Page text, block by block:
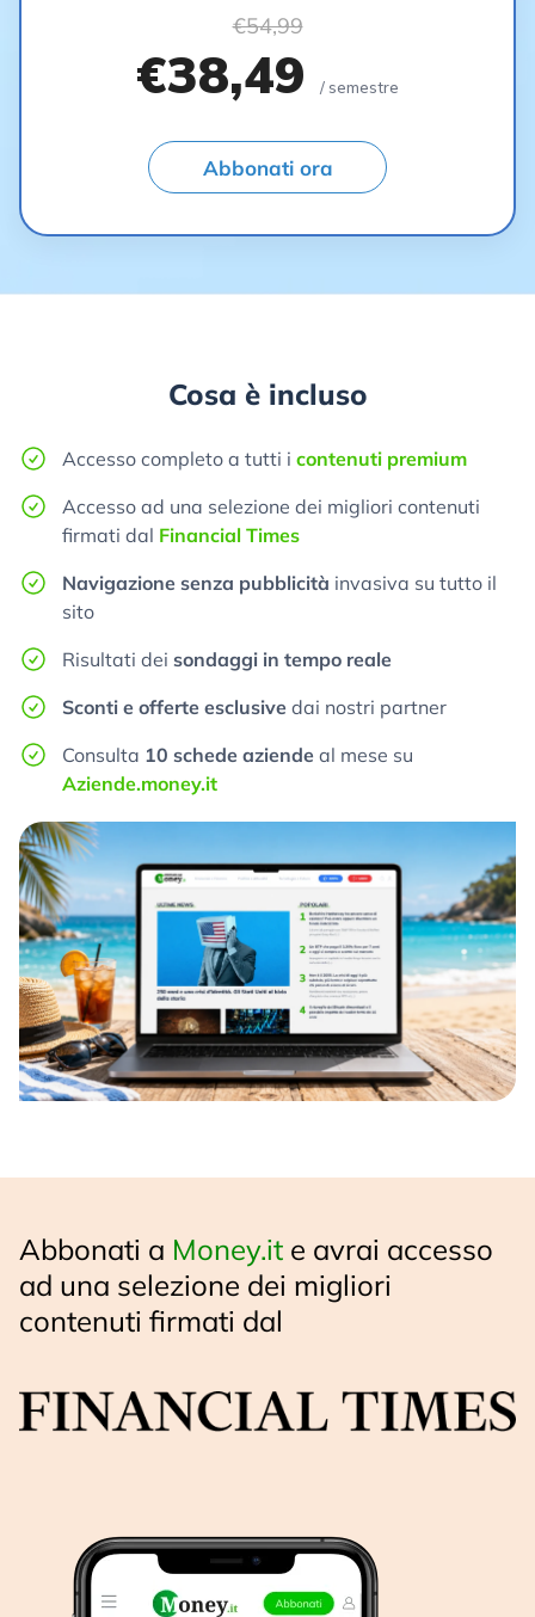
€54,99
€38,49 / semestre
Abbonati ora
Cosa è incluso
Accesso completo a tutti i contenuti premium
Accesso ad una selezione dei migliori contenuti
firmati dal Financial Times
Navigazione senza pubblicità invasiva su tutto il
sito
Risultati dei sondaggi in tempo reale
Sconti e offerte esclusive dai nostri partner
Consulta 10 schede aziende al mese su
Aziende.money.it
Abbonati a Money.it e avrai accesso
ad una selezione dei migliori
contenuti firmati dal